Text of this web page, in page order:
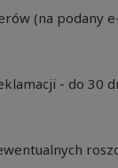
(na podany
- do 30